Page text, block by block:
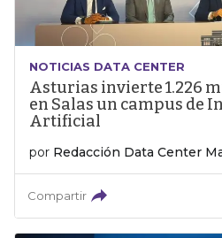
NOTICIAS DATA CENTER
Asturias invierte 1.226
en Salas un campus de
Artificial
por Redacción Data Center
Compartir